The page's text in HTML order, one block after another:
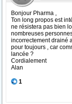
Bonjour Pharma ,
Ton long propos est
ne résistera pas bien
nombreuses
incorrectement drainé
pour toujours , car
lancée ?
Cordialement
Alan
1